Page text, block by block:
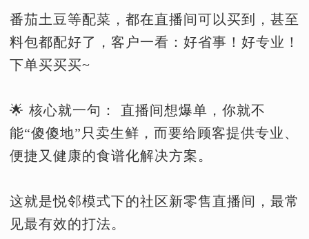
番茄土豆等配菜，都在直播间可以买到，甚至
料包都配好了，客户一看：好省事！好专业！
下单买买买~
🌟 核心就一句： 直播间想爆单，你就不
能“傻傻地”只卖生鲜，而要给顾客提供专业、
便捷又健康的食谱化解决方案。
这就是悦邻模式下的社区新零售直播间，最常
见最有效的打法。